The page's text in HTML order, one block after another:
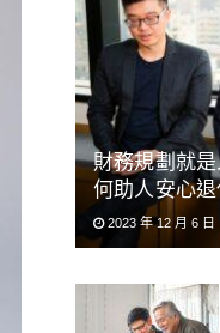
財務規劃就
何助人安心
2023 年 12 月 6 日